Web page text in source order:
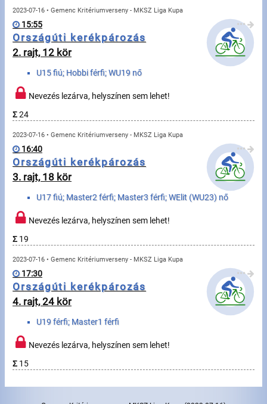
Futás
Kerékpározás
Multisportok
Túrázás
Úszás
Evezés
Rajtlisták, Eredmények
Útmutató
GY.I.K.
Időmérés
Beépülő modul
Rendező, szervező
2023-07-16 • Gemenc Kritériumverseny - MKSZ Liga Kupa
•••
15:55
Országúti kerékpározás
2. rajt, 12 kör
U15 fiú; Hobbi férfi; WU19 nő
Nevezés lezárva, helyszínen sem lehet!
Σ24
2023-07-16 • Gemenc Kritériumverseny - MKSZ Liga Kupa
•••
16:40
Országúti kerékpározás
3. rajt, 18 kör
U17 fiú; Master2 férfi; Master3 férfi; WElit (WU23) nő
Nevezés lezárva, helyszínen sem lehet!
Σ 19
2023-07-16 • Gemenc Kritériumverseny - MKSZ Liga Kupa
•••
17:30
Országúti kerékpározás
4. rajt, 24 kör
U19 férfi; Master1 férfi
Nevezés lezárva, helyszínen sem lehet!
Σ 15